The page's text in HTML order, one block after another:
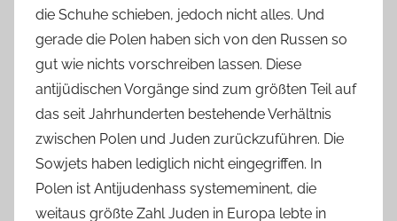
die Schuhe schieben, jedoch nicht alles. Und
gerade die Polen haben sich von den Russen so
gut wie nichts vorschreiben lassen. Diese
antijüdischen Vorgänge sind zum größten Teil auf
das seit Jahrhunderten bestehende Verhältnis
zwischen Polen und Juden zurückzuführen. Die
Sowjets haben lediglich nicht eingegriffen. In
Polen ist Antijudenhass systememinent, die
weitaus größte Zahl Juden in Europa lebte in